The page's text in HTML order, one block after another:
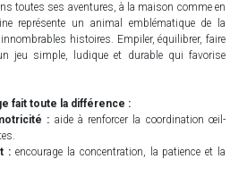
toutes ses aventures, à la maison comme en
représente un animal emblématique de la
histoires. Empiler, équilibrer, faire
jeu simple, ludique et durable qui favorise
fait toute la différence :
: aide à renforcer la coordination œil-
: encourage la concentration, la patience et la